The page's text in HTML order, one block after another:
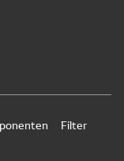
Filter